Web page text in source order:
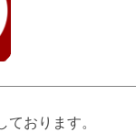
ております。